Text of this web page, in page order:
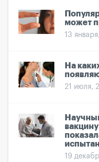
может
13
На
21 июля,
19